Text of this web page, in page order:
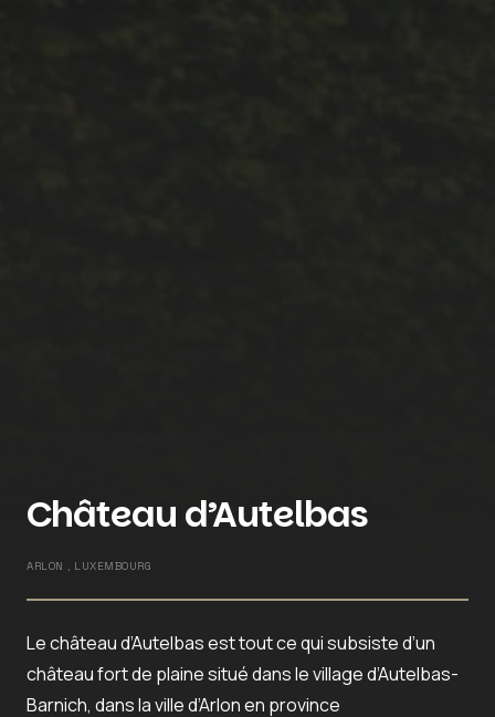
Château d’Autelbas
ARLON , LUXEMBOURG
Le château d’Autelbas est tout ce qui subsiste d’un
château fort de plaine situé dans le village d’Autelbas-
Barnich, dans la ville d’Arlon en province